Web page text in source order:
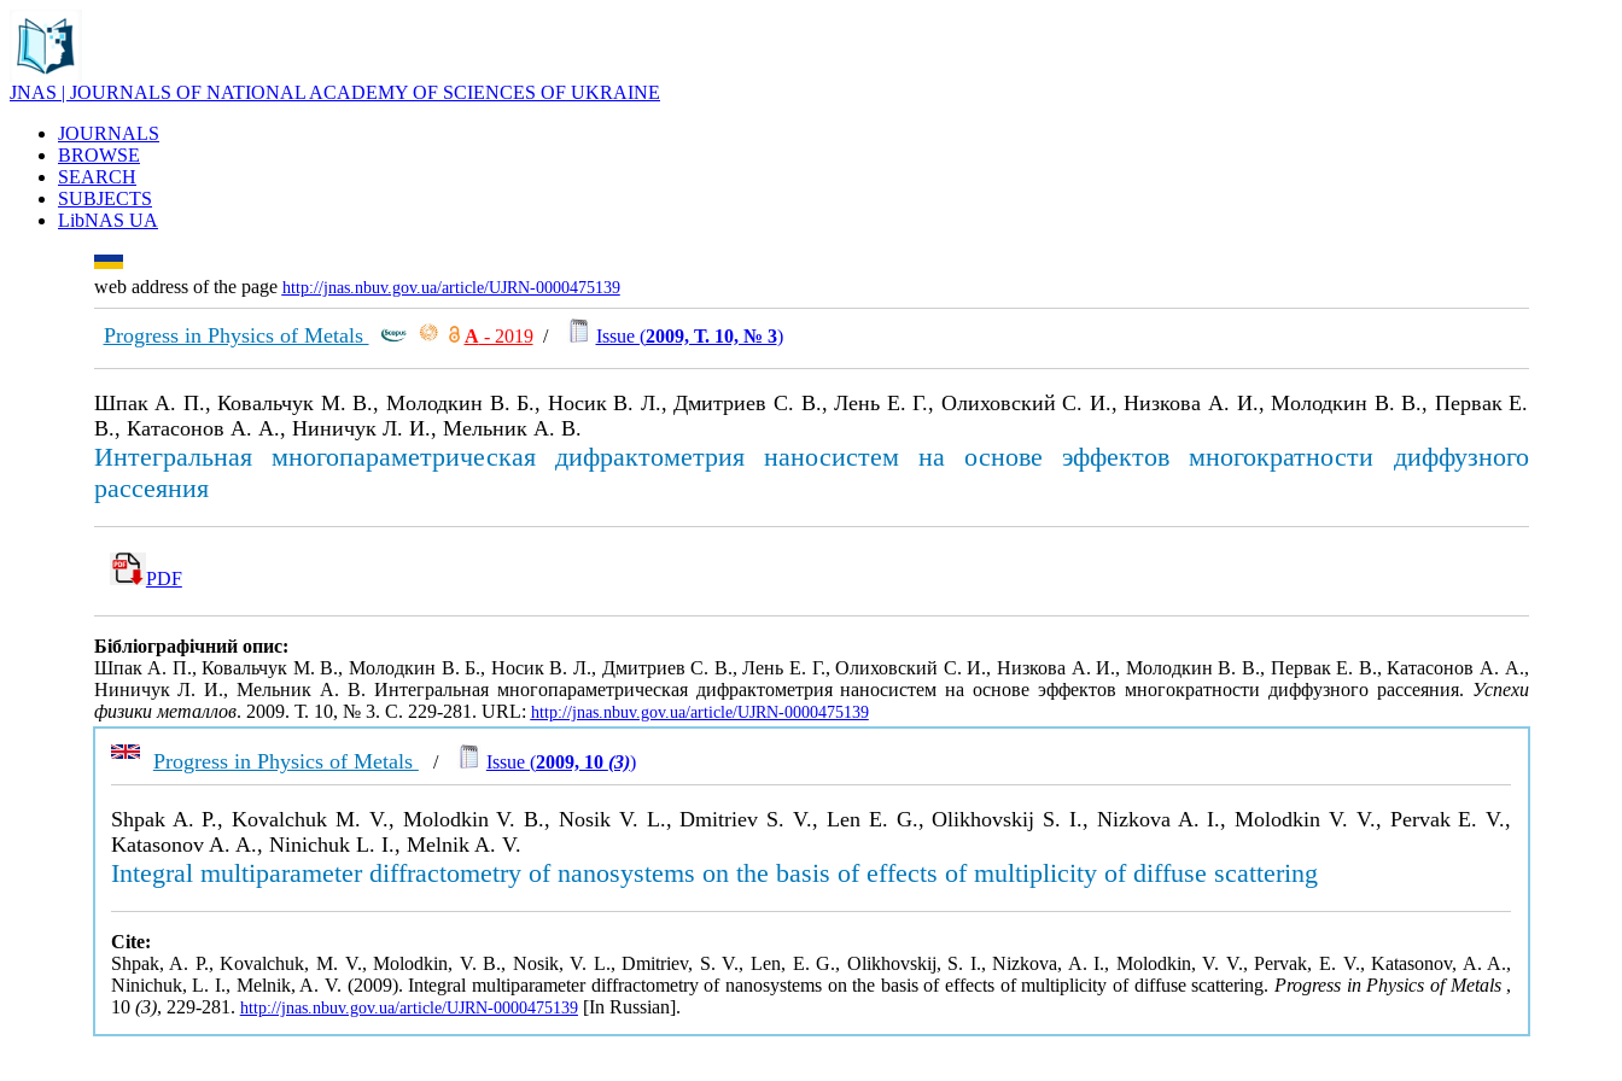
JNAS | JOURNALS OF NATIONAL ACADEMY OF SCIENCES OF UKRAINE
JOURNALS
BROWSE
SEARCH
SUBJECTS
LibNAS UA
web address of the page http://jnas.nbuv.gov.ua/article/UJRN-0000475139
Progress in Physics of Metals А - 2019/ Issue (2009, Т. 10, № 3)
Шпак А. П., Ковальчук М. В., Молодкин В. Б., Носик В. Л., Дмитриев С. В., Лень Е. Г., Олиховский С. И., Низкова А. И., Молодкин В. В., Первак Е.
В., Катасонов А. А., Ниничук Л. И., Мельник А. В.
Интегральная многопараметрическая дифрактометрия наносистем на основе эффектов многократности диффузного
рассеяния
PDF
Бібліографічний опис:
Шпак А. П., Ковальчук М. В., Молодкин В. Б., Носик В. Л., Дмитриев С. В., Лень Е. Г., Олиховский С. И., Низкова А. И., Молодкин В. В., Первак Е. В., Катасонов А. А.,
Ниничук Л. И., Мельник А. В. Интегральная многопараметрическая дифрактометрия наносистем на основе эффектов многократности диффузного рассеяния. Успехи
физики металлов. 2009. Т. 10, № 3. С. 229-281. URL: http://jnas.nbuv.gov.ua/article/UJRN-0000475139
Progress in Physics of Metals / Issue (2009, 10 (3))
Shpak A. P., Kovalchuk M. V., Molodkin V. B., Nosik V. L., Dmitriev S. V., Len E. G., Olikhovskij S. I., Nizkova A. I., Molodkin V. V., Pervak E. V.,
Katasonov A. A., Ninichuk L. I., Melnik A. V.
Integral multiparameter diffractometry of nanosystems on the basis of effects of multiplicity of diffuse scattering
Cite:
Shpak, A. P., Kovalchuk, M. V., Molodkin, V. B., Nosik, V. L., Dmitriev, S. V., Len, E. G., Olikhovskij, S. I., Nizkova, A. I., Molodkin, V. V., Pervak, E. V., Katasonov, A. A.,
Ninichuk, L. I., Melnik, A. V. (2009). Integral multiparameter diffractometry of nanosystems on the basis of effects of multiplicity of diffuse scattering. Progress in Physics of Metals ,
10 (3), 229-281. http://jnas.nbuv.gov.ua/article/UJRN-0000475139[In Russian].